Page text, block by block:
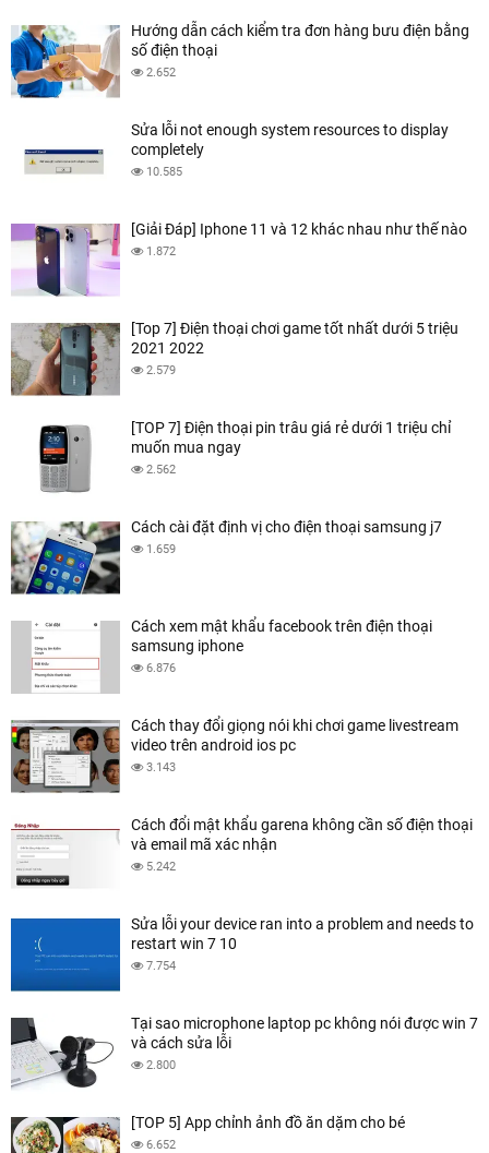
Hướng dẫn cách kiểm tra đơn hàng bưu điện bằng
số điện thoại
2.652
Sửa lỗi not enough system resources to display
completely
10.585
[Giải Đáp] Iphone 11 và 12 khác nhau như thế nào
1.872
[Top 7] Điện thoại chơi game tốt nhất dưới 5 triệu
2021 2022
2.579
[TOP 7] Điện thoại pin trâu giá rẻ dưới 1 triệu chỉ
muốn mua ngay
2.562
Cách cài đặt định vị cho điện thoại samsung j7
1.659
Cách xem mật khẩu facebook trên điện thoại
samsung iphone
6.876
Cách thay đổi giọng nói khi chơi game livestream
video trên android ios pc
3.143
Cách đổi mật khẩu garena không cần số điện thoại
và email mã xác nhận
5.242
Sửa lỗi your device ran into a problem and needs to
restart win 7 10
7.754
Tại sao microphone laptop pc không nói được win 7
và cách sửa lỗi
2.800
[TOP 5] App chỉnh ảnh đồ ăn dặm cho bé
6.652